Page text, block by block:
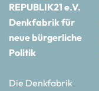
REPUBLIK21 e.V.
Denkfabrik für
neue bürgerliche
Politik
Die Denkfabrik